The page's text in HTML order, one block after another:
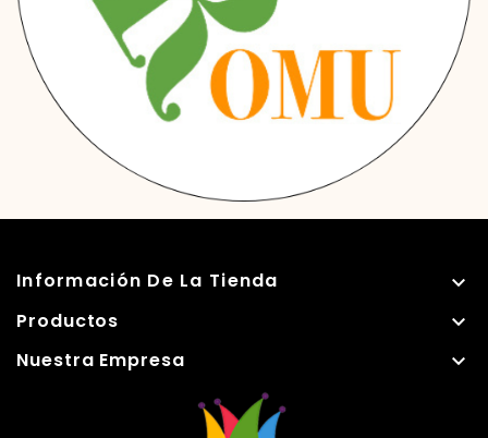
Información De La Tienda 
Productos 
Nuestra Empresa 